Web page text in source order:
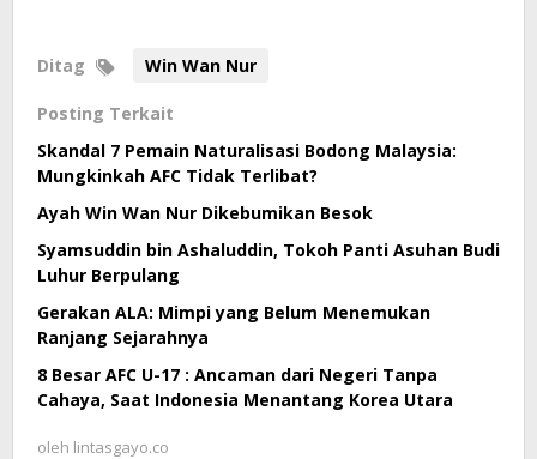
Ditag Win Wan Nur
Posting Terkait
Skandal 7 Pemain Naturalisasi Bodong Malaysia:
Mungkinkah AFC Tidak Terlibat?
Ayah Win Wan Nur Dikebumikan Besok
Syamsuddin bin Ashaluddin, Tokoh Panti Asuhan Budi
Luhur Berpulang
Gerakan ALA: Mimpi yang Belum Menemukan
Ranjang Sejarahnya
8 Besar AFC U-17 : Ancaman dari Negeri Tanpa
Cahaya, Saat Indonesia Menantang Korea Utara
oleh lintasgayo.co